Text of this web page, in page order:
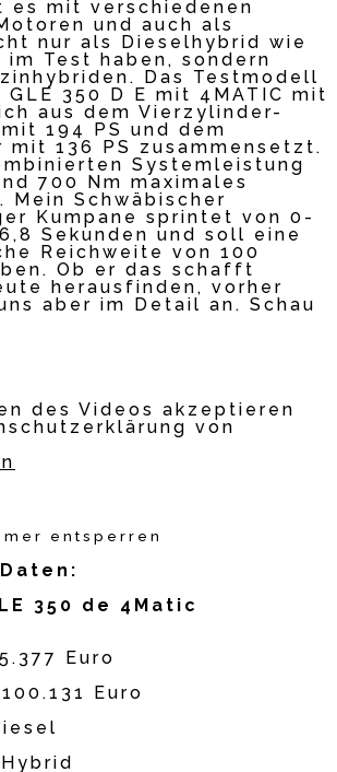
es mit verschiedenen
und auch als
nur als Dieselhybrid wie
Test haben, sondern
Das Testmodell
350 D E mit 4MATIC mit
aus dem Vierzylinder-
194 PS und dem
mit 136 PS zusammensetzt.
Systemleistung
700 Nm maximales
Mein Schwäbischer
Kumpane sprintet von 0-
Sekunden und soll eine
Reichweite von 100
Ob er das schafft
herausfinden, vorher
aber im Detail an. Schau
des Videos akzeptieren
von
entsperren
350 de 4Matic
Euro
Euro